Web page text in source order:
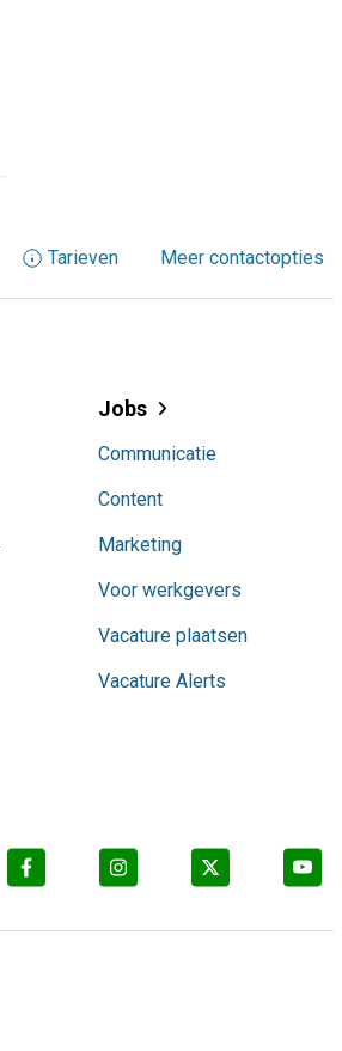
Tarieven Meer contactopties
Jobs
Communicatie
Content
Marketing
Voor werkgevers
Vacature plaatsen
Vacature Alerts